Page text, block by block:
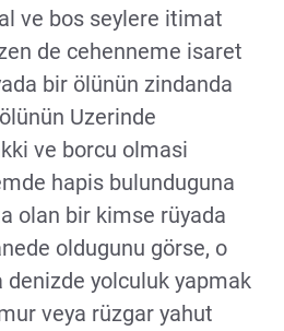
ve bos seylere itimat
de cehenneme isaret
bir ölünün zindanda
Uzerinde
ve borcu olmasi
hapis bulunduguna
olan bir kimse rüyada
oldugunu görse, o
denizde yolculuk yapmak
veya rüzgar yahut